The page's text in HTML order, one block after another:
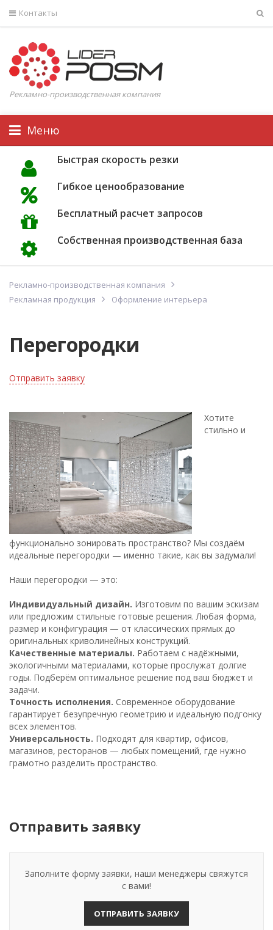
Контакты
Рекламно-производственная компания
Меню
Быстрая скорость резки
Гибкое ценообразование
Бесплатный расчет запросов
Собственная производственная база
Рекламно-производственная компания
Рекламная продукция
Оформление интерьера
Перегородки
Отправить заявку
Хотите
стильно и
функционально зонировать пространство? Мы создаём
идеальные перегородки — именно такие, как вы задумали!
Наши перегородки — это:
Индивидуальный дизайн. Изготовим по вашим эскизам
или предложим стильные готовые решения. Любая форма,
размер и конфигурация — от классических прямых до
оригинальных криволинейных конструкций.
Качественные материалы. Работаем с надёжными,
экологичными материалами, которые прослужат долгие
годы. Подберём оптимальное решение под ваш бюджет и
задачи.
Точность исполнения. Современное оборудование
гарантирует безупречную геометрию и идеальную подгонку
всех элементов.
Универсальность. Подходят для квартир, офисов,
магазинов, ресторанов — любых помещений, где нужно
грамотно разделить пространство.
Отправить заявку
Заполните форму заявки, наши менеджеры свяжутся
с вами!
ОТПРАВИТЬ ЗАЯВКУ